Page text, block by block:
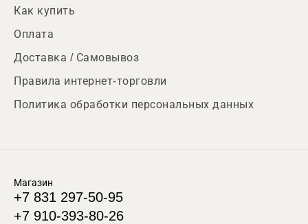
Как купить
Оплата
Доставка / Самовывоз
Правила интернет-торговли
Политика обработки персональных данных
Магазин
+7 831 297-50-95
+7 910-393-80-26